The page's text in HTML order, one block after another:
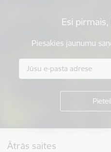
Esi
Piesakies jaunumu
Ātrās saites